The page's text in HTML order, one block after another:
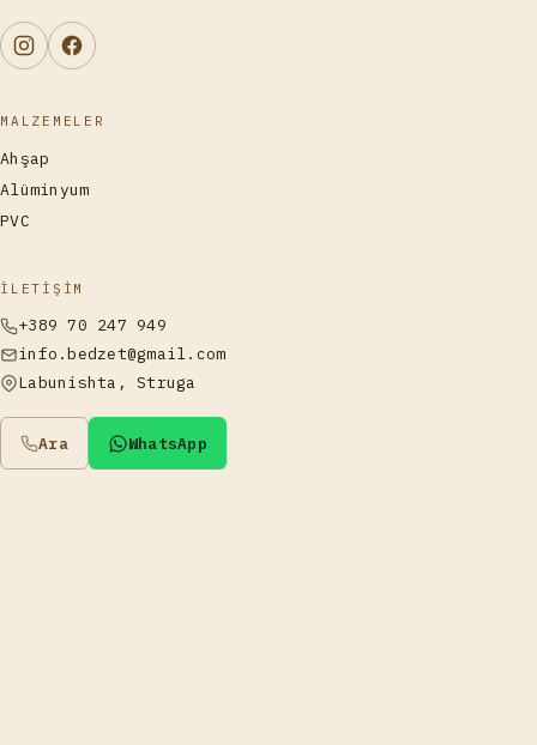
MALZEMELER
Ahşap
Alüminyum
PVC
İLETIŞIM
+389 70 247 949
info.bedzet@gmail.com
Labunishta, Struga
Ara WhatsApp